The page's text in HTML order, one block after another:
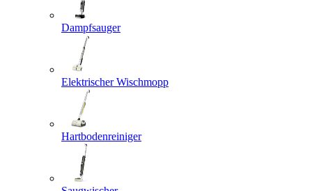
Dampfsauger
Elektrischer Wischmopp
Hartbodenreiniger